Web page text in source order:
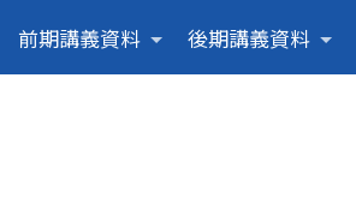
前期講義資料 後期講義資料